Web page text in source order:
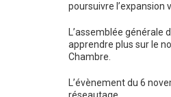
poursuivre l’expansion
L’assemblée générale
apprendre plus sur le
Chambre.
L’évènement du 6